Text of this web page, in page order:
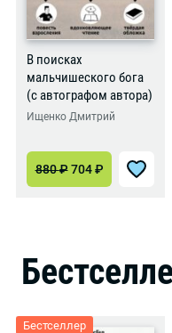
В поисках
мальчишеского бога
(с автографом автора)
Ищенко Дмитрий
880₽ 704₽
Бестселлер